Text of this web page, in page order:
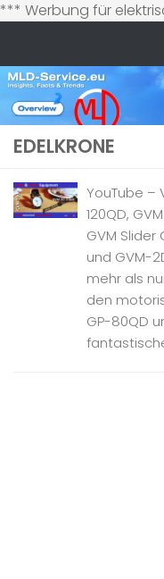
*** Werbung für
Inhalt
EDELKRONE
YouTube –
120QD,
GVM Slider
und GVM-
mehr als
den
GP-80QD